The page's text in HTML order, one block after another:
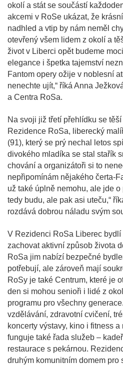
okolí a stát se součástí
akcemi v RoSe ukázat, že
nadhled a vtip by nám neměl
otevřený všem lidem z okolí a
život v Liberci opět budeme
elegance i špetka tajemství
Fantom opery ožije v noblesní
nenechte ujít,“ říká Anna
a Centra RoSa.
Na svoji již třetí přehlídku se
Rezidence RoSa, liberecký
(91), který se prý nechal letos
divokého mladíka se stal stařík
chování a organizátoři si to
nepřipomínám nějakého čerta-
už také úplně nemohu, ale jde
tedy budu, ale pak asi uteču,“
rozdává dobrou náladu svým
V Rezidenci RoSa Liberec
zachovat aktivní způsob života
RoSa jim nabízí bezpečné
potřebují, ale zároveň mají
RoSy je také Centrum, které je
den si mohou senioři i lidé z
programu pro všechny
vzdělávání, zdravotní cvičení,
koncerty výstavy, kino i fitness
funguje také řada služeb –
restaurace s pekárnou.
druhým komunitním domem pro